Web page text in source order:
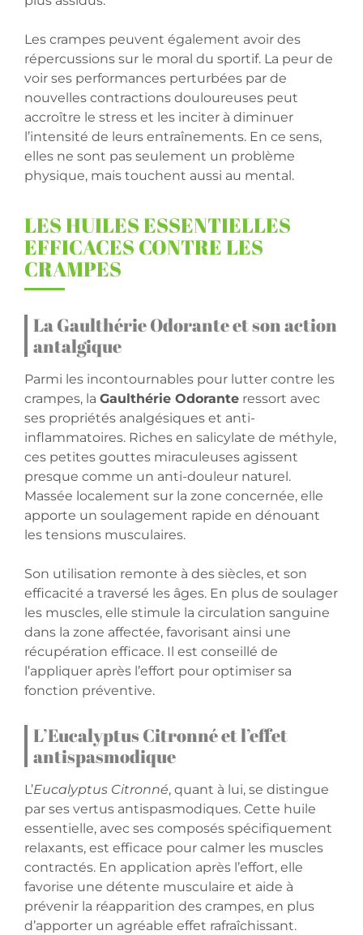
Les crampes peuvent également avoir des
répercussions sur le moral du sportif. La peur de
voir ses performances perturbées par de
nouvelles contractions douloureuses peut
accroître le stress et les inciter à diminuer
l’intensité de leurs entraînements. En ce sens,
elles ne sont pas seulement un problème
physique, mais touchent aussi au mental.
LES HUILES ESSENTIELLES
EFFICACES CONTRE LES
CRAMPES
La Gaulthérie Odorante et son action
antalgique
Parmi les incontournables pour lutter contre les
crampes, la Gaulthérie Odorante ressort avec
ses propriétés analgésiques et anti-
inflammatoires. Riches en salicylate de méthyle,
ces petites gouttes miraculeuses agissent
presque comme un anti-douleur naturel.
Massée localement sur la zone concernée, elle
apporte un soulagement rapide en dénouant
les tensions musculaires.
Son utilisation remonte à des siècles, et son
efficacité a traversé les âges. En plus de soulager
les muscles, elle stimule la circulation sanguine
dans la zone affectée, favorisant ainsi une
récupération efficace. Il est conseillé de
l’appliquer après l’effort pour optimiser sa
fonction préventive.
L’Eucalyptus Citronné et l’effet
antispasmodique
L’Eucalyptus Citronné, quant à lui, se distingue
par ses vertus antispasmodiques. Cette huile
essentielle, avec ses composés spécifiquement
relaxants, est efficace pour calmer les muscles
contractés. En application après l’effort, elle
favorise une détente musculaire et aide à
prévenir la réapparition des crampes, en plus
d’apporter un agréable effet rafraîchissant.